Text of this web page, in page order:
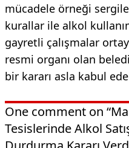
mücadele örneği
kurallar ile alkol
gayretli çalışmalar
resmi organı olan
bir kararı asla kabul
One comment on
Tesislerinde Alkol